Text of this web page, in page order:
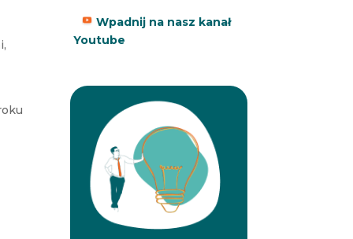
Wpadnij na nasz kanał
Youtube